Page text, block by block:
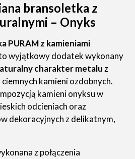
bransoletka z
– Onyks
PURAM z kamieniami
wyjątkowy dodatek wykonany
charakter metalu z
kamieni ozdobnych.
kamieni onyksu w
odcieniach oraz
dekoracyjnych z delikatnym,
z połączenia